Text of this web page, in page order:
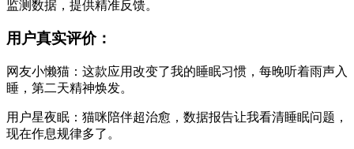
监测数据，提供精准反馈。
用户真实评价：
网友小懒猫：这款应用改变了我的睡眠习惯，每晚听着雨声入
睡，第二天精神焕发。
用户星夜眠：猫咪陪伴超治愈，数据报告让我看清睡眠问题，
现在作息规律多了。